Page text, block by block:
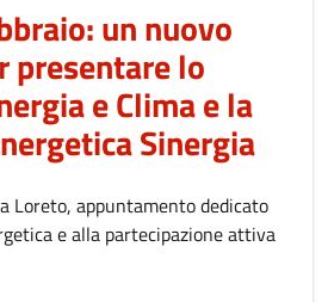
un nuovo
presentare lo
e Clima e la
Sinergia
Loreto, appuntamento dedicato
e alla partecipazione attiva